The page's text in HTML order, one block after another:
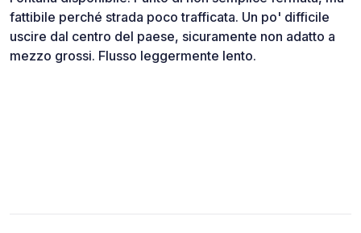
fattibile perché strada poco trafficata. Un po' difficile
uscire dal centro del paese, sicuramente non adatto a
mezzo grossi. Flusso leggermente lento.